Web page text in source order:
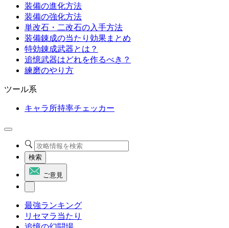
装備の進化方法
装備の強化方法
単改石・二改石の入手方法
装備錬成の当たり効果まとめ
特効錬成武器とは？
追憶武器はどれを作るべき？
練磨のやり方
ツール系
キャラ所持率チェッカー
検索
ご意見
最強ランキング
リセマラ当たり